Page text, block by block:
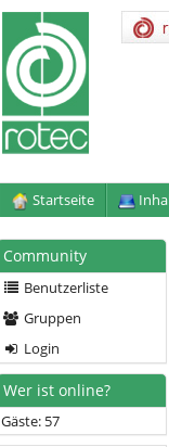
Startseite
Community
Benutzerliste
Gruppen
Login
Wer ist online?
Gäste: 57